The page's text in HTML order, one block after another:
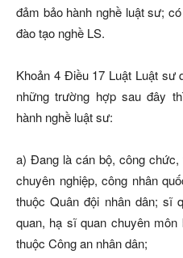
đảm bảo hành nghề luật sư;
đào tạo nghề LS.
Khoản 4 Điều 17 Luật Luật sư
những trường hợp sau đây
hành nghề luật sư:
a) Đang là cán bộ, công
chuyên nghiệp, công nhân
thuộc Quân đội nhân dân; sĩ
quan, hạ sĩ quan chuyên
thuộc Công an nhân dân;